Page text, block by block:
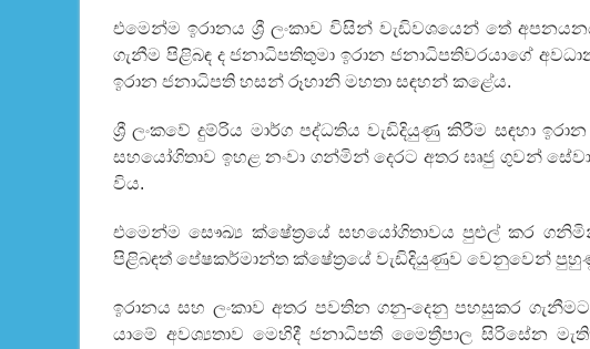
එමෙන්ම ඉරානය ශ්‍රී ලංකාව විසින් වැඩිවශයෙන් තේ
ගැනීම පිළිබඳ ද ජනාධිපතිතුමා ඉරාන ජනාධිපතිවරයාගේ
ඉරාන ජනාධිපති හසන් රූහානි මහතා සඳහන් කළේය.
ශ්‍රී ලංකවේ දුම්රිය මාර්ග පද්ධතිය වැඩිදියුණු කිරීම සඳහා
සහයෝගිතාව ඉහළ නංවා ගන්මින් දෙරට අතර ඝෘජු ගුවන්
විය.
එමෙන්ම සෞඛ්‍ය ක්ෂේත්‍රයේ සහයෝගිතාවය පුළුල් කර
පිළිබඳත් පේෂකර්මාන්ත ක්ෂේත්‍රයේ වැඩිදියුණුව වෙනුවෙන්
ඉරානය සහ ලංකාව අතර පවතින ගනු-දෙනු පහසුකර
යාමේ අවශ්‍යතාව මෙහිදී ජනාධිපති මෛත්‍රීපාල සිරිසේන